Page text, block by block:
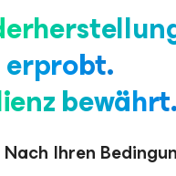
erprobt.
bewährt.
Ihren